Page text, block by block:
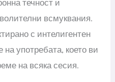
течност и
всмуквания.
с интелигентен
употребата, което ви
на всяка сесия.